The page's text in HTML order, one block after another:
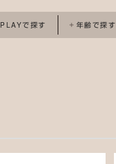
PLAYで探す 年齢で探す